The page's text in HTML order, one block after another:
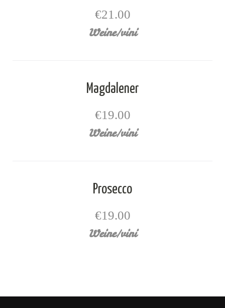
€21.00
Weine/vini
Magdalener
€19.00
Weine/vini
Prosecco
€19.00
Weine/vini